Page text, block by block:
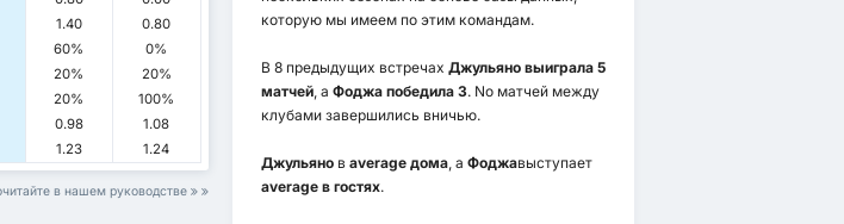
1.40
0.80
60%
0%
20%
20%
20%
100%
0.98
1.08
1.23 1.24
в нашем руководстве
которую мы имеем по этим командам.
В 8 предыдущих встречах Джульяно выиграла 5
матчей, а Фоджа победила 3. No матчей между
клубами завершились вничью.
Джульянов average дома, а Фоджавыступает
average в гостях.